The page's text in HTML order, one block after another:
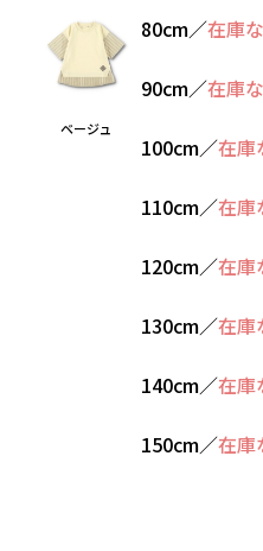
ベージュ
80cm／在庫
90cm／在庫
100cm／在庫
110cm／在庫
120cm／在庫
130cm／在庫
140cm／在庫
150cm／在庫